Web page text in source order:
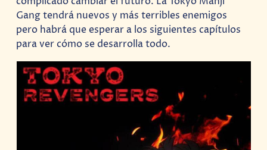
Gang tendrá nuevos y más terribles enemigos
pero habrá que esperar a los siguientes capítulos
para ver cómo se desarrolla todo.